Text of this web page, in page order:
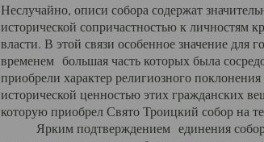
Неслучайно, описи собора содержат
исторической сопричастностью к личностям
власти. В этой связи особенное значение для
временем большая часть которых была
приобрели характер религиозного
исторической ценностью этих гражданских
которую приобрел Свято Троицкий собор на
Ярким подтверждением единения